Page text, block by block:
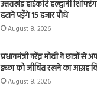
उत्तराखंड हाईकोर्ट हल्द्वानी
हटाने पड़ेंगे 15 हजार पौधे
August 8, 2026
प्रधानमंत्री नरेंद्र मोदी ने छात्रों
इच्छा को जीवित रखने का आग्रह
August 8, 2026